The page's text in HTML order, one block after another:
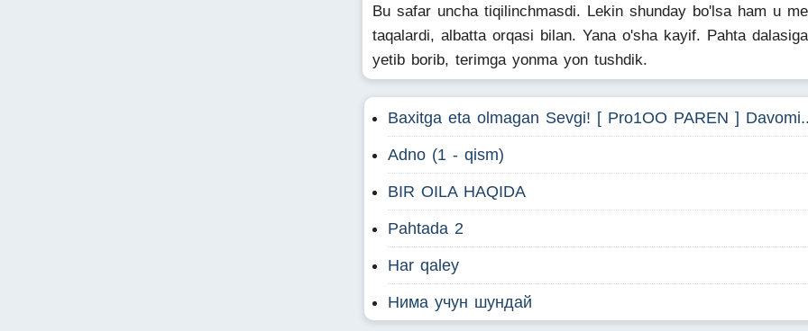
Bu safar uncha tiqilinchmasdi. Lekin shunday bo'lsa ham u
taqalardi, albatta orqasi bilan. Yana o'sha kayif. Pahta dalasiga
yetib borib, terimga yonma yon tushdik.
Baxitga eta olmagan Sevgi! [ Pro1OO PAREN ]
Adno (1 - qism)
BIR OILA HAQIDA
Pahtada 2
Har qaley
Нима учун шундай